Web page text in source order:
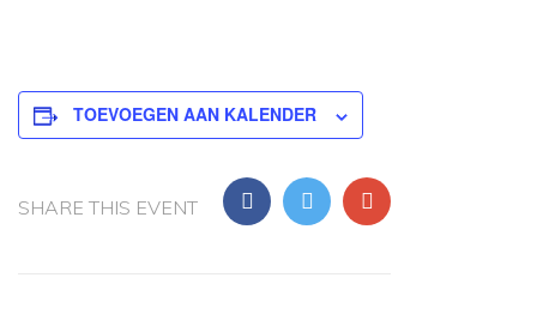
TOEVOEGEN AAN KALENDER
SHARE THIS EVENT